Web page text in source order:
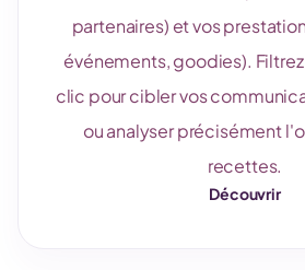
partenaires) et vos
événements, goodies). Filtrez
clic pour cibler vos
ou analyser précisément
recettes.
Découvrir